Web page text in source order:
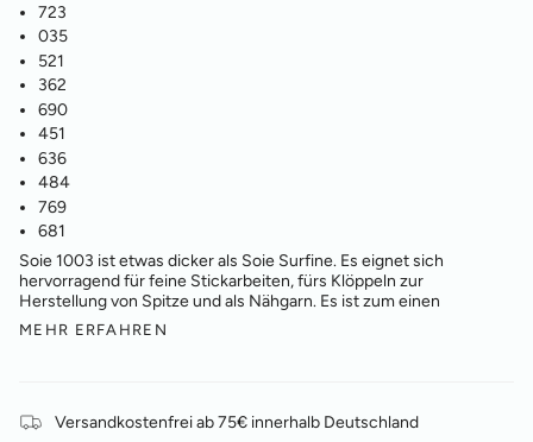
723
035
521
362
690
451
636
484
769
681
Soie 1003 ist etwas dicker als Soie Surfine. Es eignet sich
hervorragend für feine Stickarbeiten, fürs Klöppeln zur
Herstellung von Spitze und als Nähgarn. Es ist zum einen
MEHR ERFAHREN
Versandkostenfrei ab 75€ innerhalb Deutschland